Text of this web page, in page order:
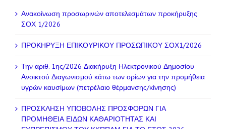
Ανακοίνωση προσωρινών αποτελεσμάτων προκήρυξης
ΣΟΧ 1/2026
ΠΡΟΚΗΡΥΞΗ ΕΠΙΚΟΥΡΙΚΟΥ ΠΡΟΣΩΠΙΚΟΥ ΣΟΧ1/2026
Την αριθ. 1ης/2026 Διακήρυξη Ηλεκτρονικού Δημοσίου
Ανοικτού Διαγωνισμού κάτω των ορίων για την προμήθεια
υγρών καυσίμων (πετρέλαιο θέρμανσης/κίνησης)
ΠΡΟΣΚΛΗΣΗ ΥΠΟΒΟΛΗΣ ΠΡΟΣΦΟΡΩΝ ΓΙΑ
ΠΡΟΜΗΘΕΙΑ ΕΙΔΩΝ ΚΑΘΑΡΙΟΤΗΤΑΣ ΚΑΙ